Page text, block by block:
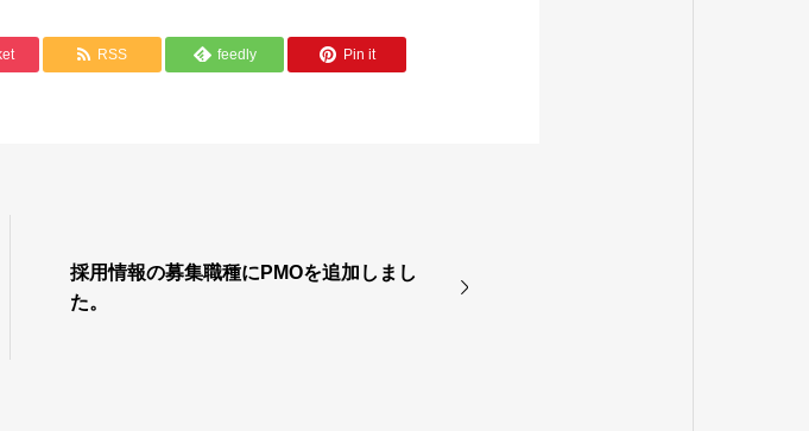
RSS feedly Pin it
採用情報の募集職種にPMOを追加しまし
た。